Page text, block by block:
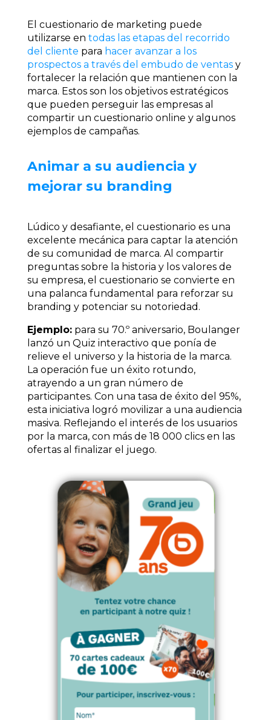
El cuestionario de marketing puede
utilizarse en todas las etapas del recorrido
del cliente para hacer avanzar a los
prospectos a través del embudo de ventasy
fortalecer la relación que mantienen con la
marca. Estos son los objetivos estratégicos
que pueden perseguir las empresas al
compartir un cuestionario online y algunos
ejemplos de campañas.
Animar a su audiencia y
mejorar su branding
Lúdico y desafiante, el cuestionario es una
excelente mecánica para captar la atención
de su comunidad de marca. Al compartir
preguntas sobre la historia y los valores de
su empresa, el cuestionario se convierte en
una palanca fundamental para reforzar su
branding y potenciar su notoriedad.
Ejemplo:para su 70.º aniversario, Boulanger
lanzó un Quiz interactivo que ponía de
relieve el universo y la historia de la marca.
La operación fue un éxito rotundo,
atrayendo a un gran número de
participantes. Con una tasa de éxito del 95%,
esta iniciativa logró movilizar a una audiencia
masiva. Reflejando el interés de los usuarios
por la marca, con más de 18 000 clics en las
ofertas al finalizar el juego.